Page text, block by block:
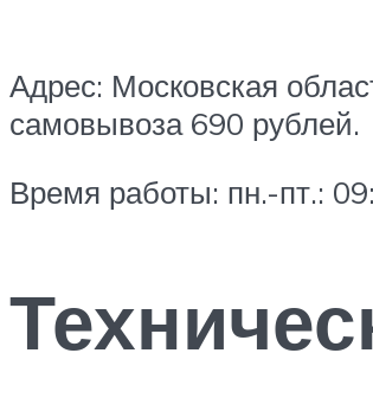
Адрес: Московская
самовывоза 690 рублей.
Время работы: пн.-пт.: